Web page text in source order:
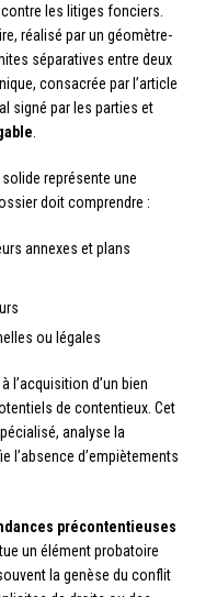
les litiges fonciers.
réalisé par un géomètre-
séparatives entre deux
consacrée par l’article
signé par les parties et
.
représente une
doit comprendre :
annexes et plans
ou légales
l’acquisition d’un bien
de contentieux. Cet
analyse la
l’absence d’empiètements
précontentieuses
un élément probatoire
la genèse du conflit